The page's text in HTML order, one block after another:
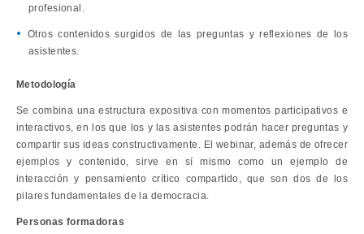
profesional.
Otros contenidos surgidos de las preguntas y reflexiones de los
asistentes.
Metodología
Se combina una estructura expositiva con momentos participativos e
interactivos, en los que los y las asistentes podrán hacer preguntas y
compartir sus ideas constructivamente. El webinar, además de ofrecer
ejemplos y contenido, sirve en sí mismo como un ejemplo de
interacción y pensamiento crítico compartido, que son dos de los
pilares fundamentales de la democracia.
Personas formadoras